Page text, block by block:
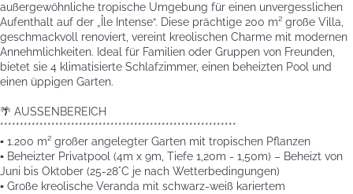
außergewöhnliche tropische Umgebung für einen unvergesslichen
Aufenthalt auf der „Île Intense“. Diese prächtige 200 m² große Villa,
geschmackvoll renoviert, vereint kreolischen Charme mit modernen
Annehmlichkeiten. Ideal für Familien oder Gruppen von Freunden,
bietet sie 4 klimatisierte Schlafzimmer, einen beheizten Pool und
einen üppigen Garten.
🌴 AUSSENBEREICH
************************************************************
▪️ 1.200 m² großer angelegter Garten mit tropischen Pflanzen
▪️ Beheizter Privatpool (4m x 9m, Tiefe 1,20m - 1,50m) – Beheizt von
Juni bis Oktober (25-28°C je nach Wetterbedingungen)
▪️ Große kreolische Veranda mit schwarz-weiß kariertem